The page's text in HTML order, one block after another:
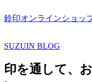
鈴印オンラインショッ
SUZUIN BLOG
印を通して、